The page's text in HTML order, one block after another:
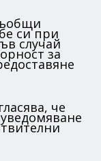
си при
случай
за
че